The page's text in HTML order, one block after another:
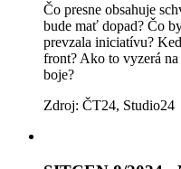
Čo presne obsahuje
bude mať dopad? Čo
prevzala iniciatívu?
front? Ako to vyzerá
boje?
Zdroj: ČT24, Studio24